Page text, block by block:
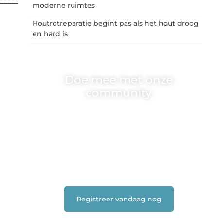
moderne ruimtes
Houtrotreparatie begint pas als het hout droog
en hard is
Doe mee met onze
community
Registreer vandaag nog